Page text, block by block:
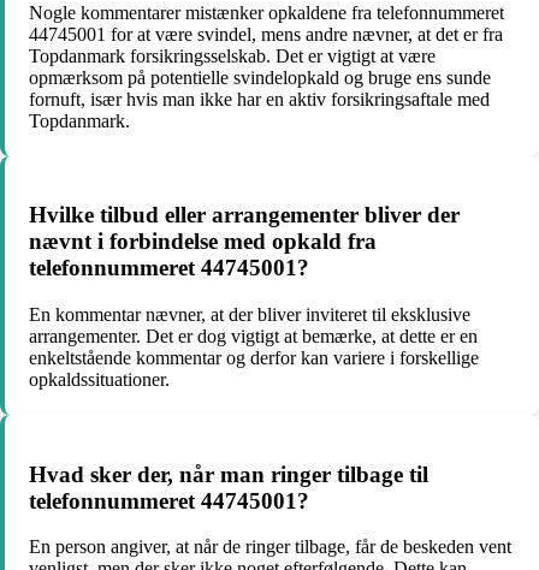
Nogle kommentarer mistænker opkaldene fra telefonnummeret
44745001 for at være svindel, mens andre nævner, at det er fra
Topdanmark forsikringsselskab. Det er vigtigt at være
opmærksom på potentielle svindelopkald og bruge ens sunde
fornuft, især hvis man ikke har en aktiv forsikringsaftale med
Topdanmark.
Hvilke tilbud eller arrangementer bliver der
nævnt i forbindelse med opkald fra
telefonnummeret 44745001?
En kommentar nævner, at der bliver inviteret til eksklusive
arrangementer. Det er dog vigtigt at bemærke, at dette er en
enkeltstående kommentar og derfor kan variere i forskellige
opkaldssituationer.
Hvad sker der, når man ringer tilbage til
telefonnummeret 44745001?
En person angiver, at når de ringer tilbage, får de beskeden vent